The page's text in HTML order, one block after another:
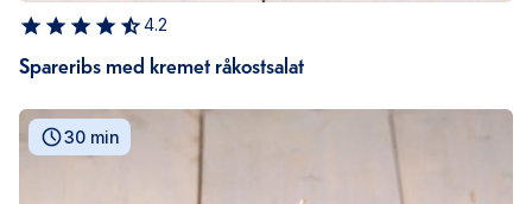
4.2
Spareribs med kremet råkostsalat
30 min